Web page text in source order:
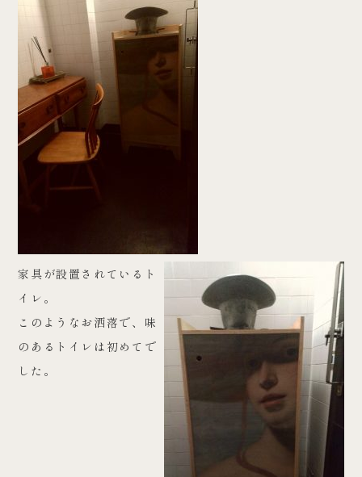
家具が設置されているト
イレ。
このようなお洒落で、味
のあるトイレは初めてで
した。